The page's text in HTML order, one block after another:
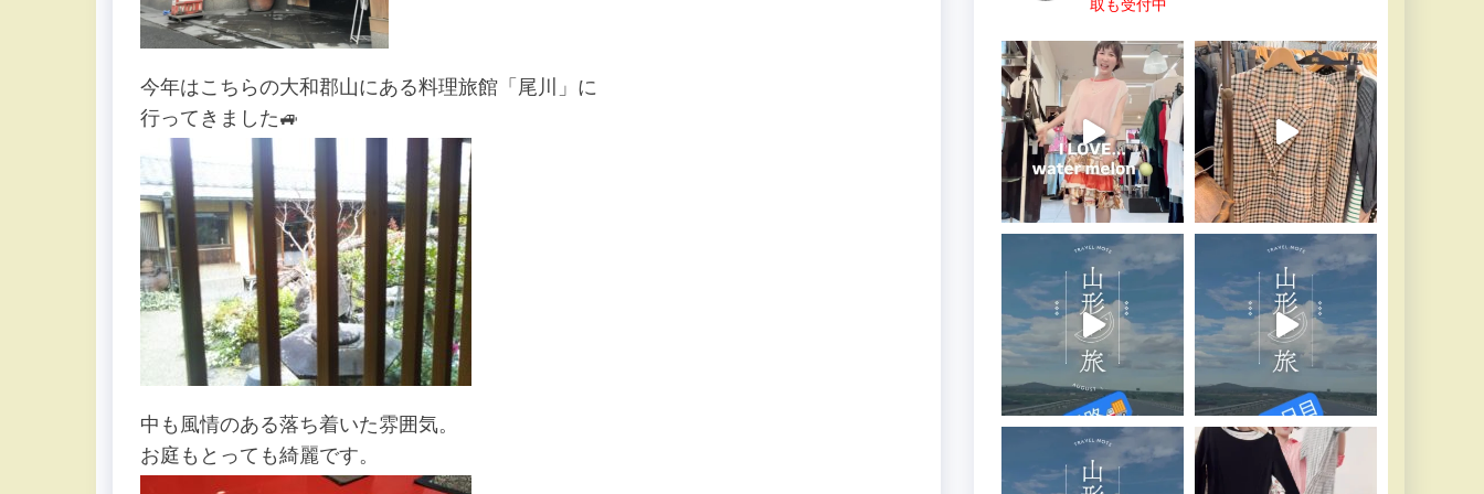
今年はこちらの大和郡山にある料理旅館「尾川」に
行ってきました🚙
中も風情のある落ち着いた雰囲気。
お庭もとっても綺麗です。
取も受付中